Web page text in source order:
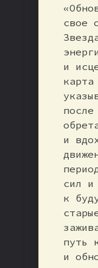
свое
и
и
сил и
к
путь
и